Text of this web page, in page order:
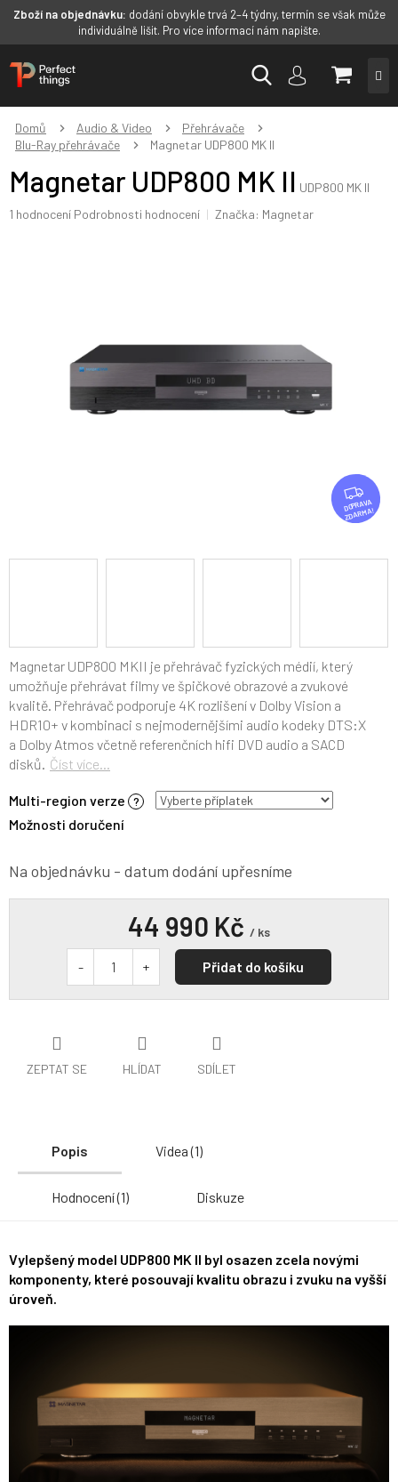
Zboží na objednávku: dodání obvykle trvá 2–4 týdny, termín se však může
individuálně lišit. Pro více informací nám napište.
na
obsah
KOŠÍK
Domů Audio & Video
Přehrávače
Blu-Ray přehrávače
Magnetar UDP800 MK II
Magnetar UDP800 MK II UDP800 MK II
Průměrné
1 hodnocení Podrobnosti hodnocení Značka: Magnetar
Z
D
A
M
ZDARMA
Na objednávku - datum dodání upřesníme
Multi-region verze ?
Možnosti doručení
Magnetar UDP800 MKII je přehrávač fyzických médií, který
umožňuje přehrávat filmy ve špičkové obrazové a zvukové
kvalitě. Přehrávač podporuje 4K rozlišení v Dolby Vision a
HDR10+ v kombinaci s nejmodernějšími audio kodeky DTS:X
a Dolby Atmos včetně referenčních hifi DVD audio a SACD
disků. Číst více...
ZEPTAT SE HLÍDAT SDÍLET
44 990 Kč / ks
Přidat do košíku
Popis Videa (1)
Hodnocení (1) Diskuze
Vylepšený model UDP800 MK II byl osazen zcela novými
komponenty, které posouvají kvalitu obrazu i zvuku na vyšší
úroveň.